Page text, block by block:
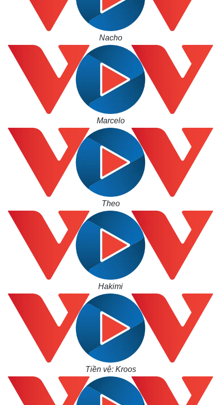
Nacho
Marcelo
Theo
Hakimi
Tiền vệ: Kroos